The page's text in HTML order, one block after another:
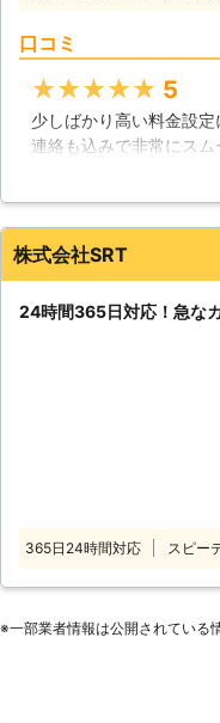
口コミ
★★★★★ 5
少しばかり高い料金設
連絡も込みで非常にス
人件費を負担・提携工
兵庫県 姫路市 2026年07
株式会社SRT
24時間365日対応！急な
365日24時間対応 スピー
※⼀部業者情報は公開されている